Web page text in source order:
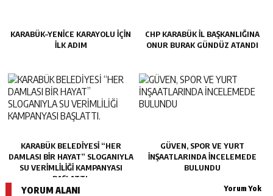
KARABÜK–YENİCE KARAYOLU İÇİN
İLK ADIM
CHP KARABÜK İL BAŞKANLIĞINA
ONUR BURAK GÜNDÜZ ATANDI
KARABÜK BELEDİYESİ “HER
DAMLASI BİR HAYAT” SLOGANIYLA
SU VERİMLİLİĞİ KAMPANYASI
BAŞLATTI.
GÜVEN, SPOR VE YURT
İNŞAATLARINDA İNCELEMEDE
BULUNDU
YORUM ALANI Yorum Yok